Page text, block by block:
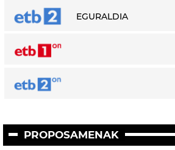
EGURALDIA
PROPOSAMENAK